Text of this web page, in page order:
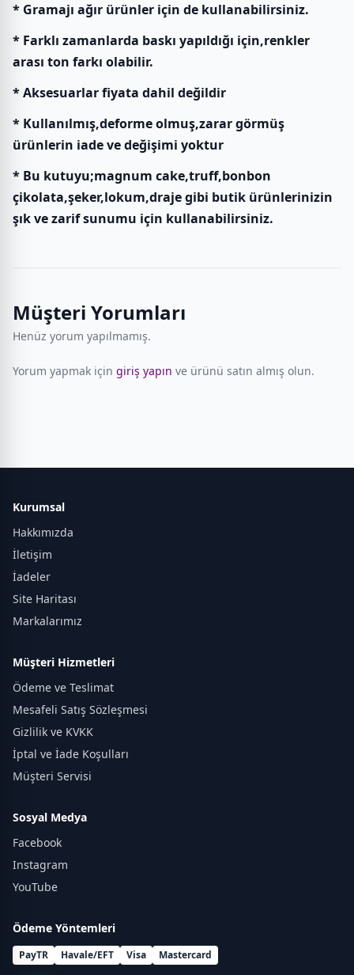
* Gramajı ağır ürünler için de kullanabilirsiniz.
* Farklı zamanlarda baskı yapıldığı için,renkler
arası ton farkı olabilir.
* Aksesuarlar fiyata dahil değildir
* Kullanılmış,deforme olmuş,zarar görmüş
ürünlerin iade ve değişimi yoktur
* Bu kutuyu;magnum cake,truff,bonbon
çikolata,şeker,lokum,draje gibi butik ürünlerinizin
şık ve zarif sunumu için kullanabilirsiniz.
Müşteri Yorumları
Henüz yorum yapılmamış.
Yorum yapmak için giriş yapın ve ürünü satın almış olun.
Kurumsal
Hakkımızda
İletişim
İadeler
Site Haritası
Markalarımız
Müşteri Hizmetleri
Ödeme ve Teslimat
Mesafeli Satış Sözleşmesi
Gizlilik ve KVKK
İptal ve İade Koşulları
Müşteri Servisi
Sosyal Medya
Facebook
Instagram
YouTube
Ödeme Yöntemleri
PayTR Havale/EFT Visa Mastercard